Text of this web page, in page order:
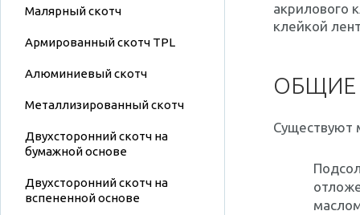
Малярный скотч
Армированный скотч TPL
Алюминиевый скотч
Металлизированный скотч
Двухсторонний скотч на
бумажной основе
Двухсторонний скотч на
вспененной основе
акрилового
клейкой
Существуют